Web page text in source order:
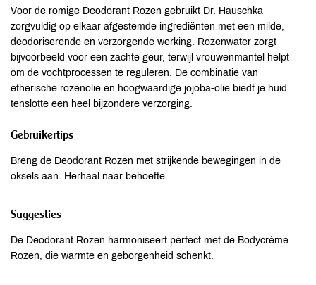
Voor de romige Deodorant Rozen gebruikt Dr. Hauschka
zorgvuldig op elkaar afgestemde ingrediënten met een milde,
deodoriserende en verzorgende werking. Rozenwater zorgt
bijvoorbeeld voor een zachte geur, terwijl vrouwenmantel helpt
om de vochtprocessen te reguleren. De combinatie van
etherische rozenolie en hoogwaardige jojoba-olie biedt je huid
tenslotte een heel bijzondere verzorging.
Gebruikertips
Breng de Deodorant Rozen met strijkende bewegingen in de
oksels aan. Herhaal naar behoefte.
Suggesties
De Deodorant Rozen harmoniseert perfect met de Bodycrème
Rozen, die warmte en geborgenheid schenkt.